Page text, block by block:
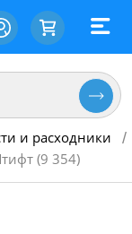
и расходники
/
(9 354)